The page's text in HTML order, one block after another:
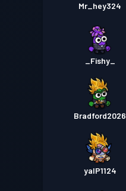
Mr_hey324
_Fishy_
Bradford2026
yalP1124